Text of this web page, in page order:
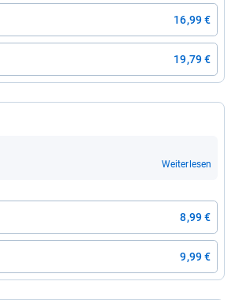
16,99 €
19,79 €
Weiterlesen
8,99 €
9,99 €